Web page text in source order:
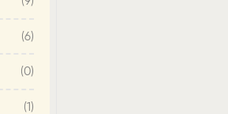
(6)
(0)
(1)